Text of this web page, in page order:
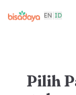
EN ID
Pilih